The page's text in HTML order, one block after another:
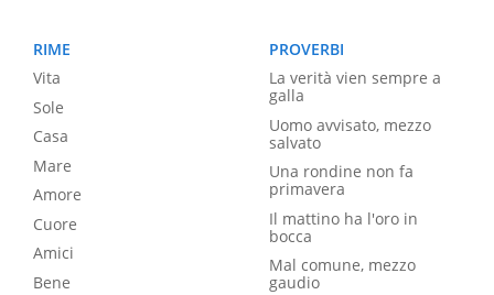
RIME
Vita
Sole
Casa
Mare
Amore
Cuore
Amici
Bene
PROVERBI
La verità vien sempre a
galla
Uomo avvisato, mezzo
salvato
Una rondine non fa
primavera
Il mattino ha l'oro in
bocca
Mal comune, mezzo
gaudio